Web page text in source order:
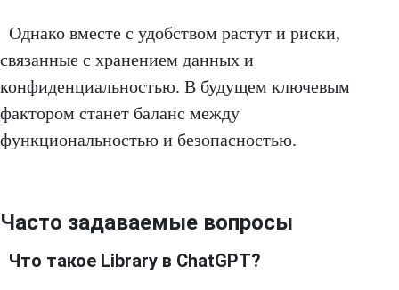
Однако вместе с удобством растут и риски,
связанные с хранением данных и
конфиденциальностью. В будущем ключевым
фактором станет баланс между
функциональностью и безопасностью.
Часто задаваемые вопросы
Что такое Library в ChatGPT?